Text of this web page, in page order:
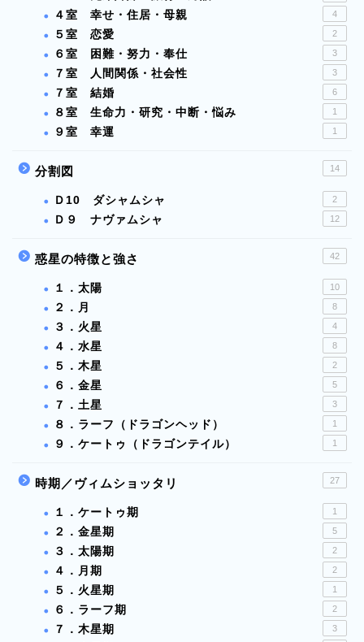
４室 幸せ・住居・母親
4
５室 恋愛 2
６室 困難・努力・奉仕 3
７室 人間関係・社会性 3
７室 結婚 6
８室 生命力・研究・中断・悩み 1
９室 幸運 1
分割図 14
Ｄ10 ダシャムシャ 2
Ｄ９ ナヴァムシャ 12
惑星の特徴と強さ 42
１．太陽 10
２．月 8
３．火星 4
４．水星 8
５．木星 2
６．金星 5
７．土星 3
８．ラーフ（ドラゴンヘッド） 1
９．ケートゥ（ドラゴンテイル） 1
時期／ヴィムショッタリ 27
１．ケートゥ期 1
２．金星期 5
３．太陽期 2
４．月期 2
５．火星期 1
６．ラーフ期 2
７．木星期 3